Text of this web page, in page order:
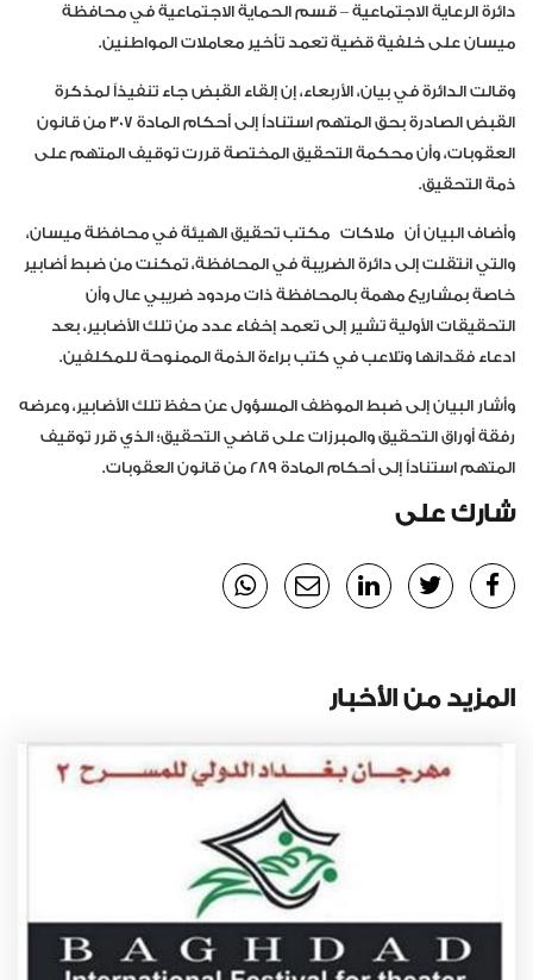
دائرة الرعاية الاجتماعية – قسم الحماية الاجتماعية في محافظة
ميسان على خلفية قضية تعمد تأخير معاملات المواطنين.
وقالت الدائرة في بيان، الأربعاء، إن إلقاء القبض جاء تنفيذاً لمذكرة
القبض الصادرة بحق المتهم استناداً إلى أحكام المادة 307 من قانون
العقوبات، وأن محكمة التحقيق المختصة قررت توقيف المتهم على
ذمة التحقيق.
وأضاف البيان أن ملاكات مكتب تحقيق الهيئة في محافظة ميسان،
والتي انتقلت إلى دائرة الضريبة في المحافظة، تمكنت من ضبط أضابير
خاصة بمشاريع مهمة بالمحافظة ذات مردود ضريبي عال وأن
التحقيقات الأولية تشير إلى تعمد إخفاء عدد من تلك الأضابير، بعد
ادعاء فقدانها وتلاعب في كتب براءة الذمة الممنوحة للمكلفين.
وأشار البيان إلى ضبط الموظف المسؤول عن حفظ تلك الأضابير، وعرضه
رفقة أوراق التحقيق والمبرزات على قاضي التحقيق؛ الذي قرر توقيف
المتهم استناداً إلى أحكام المادة 289 من قانون العقوبات.
شارك على
المزيد من الأخبار